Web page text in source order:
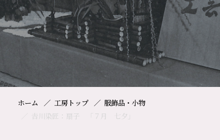
ホーム 工房トップ
服飾品・小物
𠮷川染匠：扇子 「７月 七夕」